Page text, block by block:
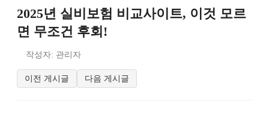
2025년 실비보험 비교사이트, 이것 모르
면 무조건 후회!
작성자: 관리자
이전 게시글 다음 게시글